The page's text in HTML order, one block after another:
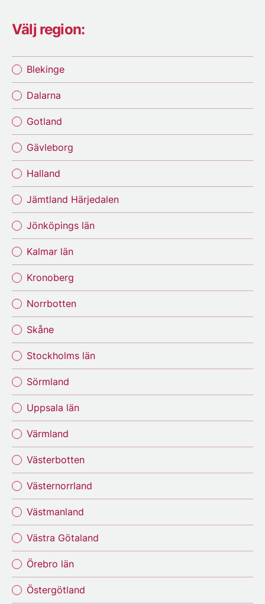
Välj region:
Blekinge
Dalarna
Gotland
Gävleborg
Halland
Jämtland Härjedalen
Jönköpings län
Kalmar län
Kronoberg
Norrbotten
Skåne
Stockholms län
Sörmland
Uppsala län
Värmland
Västerbotten
Västernorrland
Västmanland
Västra Götaland
Örebro län
Östergötland